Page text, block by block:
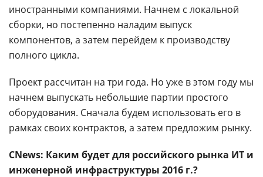
иностранными компаниями. Начнем с локальной
сборки, но постепенно наладим выпуск
компонентов, а затем перейдем к производству
полного цикла.
Проект рассчитан на три года. Но уже в этом году мы
начнем выпускать небольшие партии простого
оборудования. Сначала будем использовать его в
рамках своих контрактов, а затем предложим рынку.
CNews: Каким будет для российского рынка ИТ и
инженерной инфраструктуры 2016 г.?